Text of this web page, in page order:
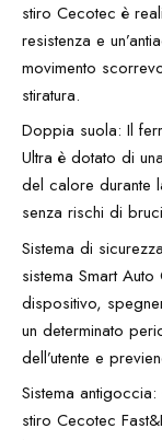
stiro Cecotec è
resistenza e
movimento
stiratura.
Doppia suola: Il
Ultra è dotato di
del calore durante
senza rischi di
Sistema di
sistema Smart
dispositivo,
un determinato
dell’utente e
Sistema
stiro Cecotec